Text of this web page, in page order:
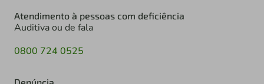
Atendimento à pessoas com deficiência
Auditiva ou de fala
0800 724 0525